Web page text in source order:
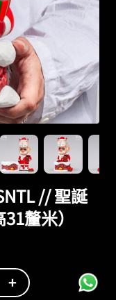
// 聖誕
釐米）
+